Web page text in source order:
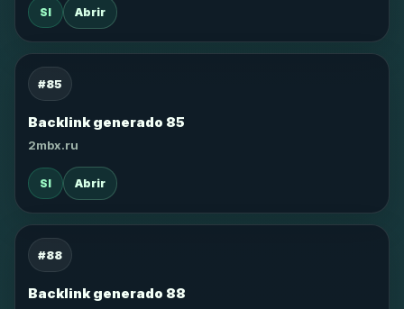
SI Abrir
#85
Backlink generado 85
2mbx.ru
SI Abrir
#88
Backlink generado 88